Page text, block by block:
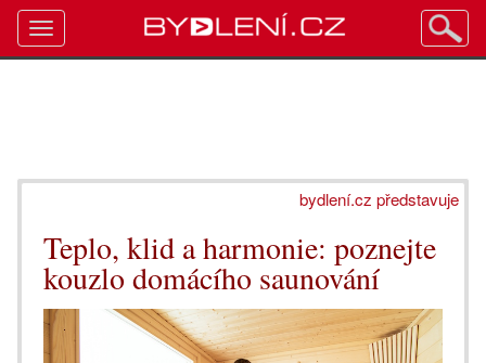
bydlení.cz představuje
Teplo, klid a harmonie: poznejte
kouzlo domácího saunování
Toggle
navigation